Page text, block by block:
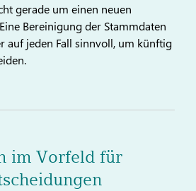
gerade um einen neuen
Bereinigung der Stammdaten
auf jeden Fall sinnvoll, um künftig
im Vorfeld für